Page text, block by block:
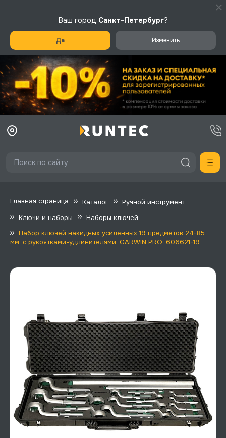
Ваш город Санкт-Петербург?
Да Изменить
Главная страница Каталог
Ручной инструмент
Ключи и наборы
Наборы ключей
Набор ключей накидных усиленных 19 предметов 24-85
мм, с рукоятками-удлинителями, GARWIN PRO, 606621-19